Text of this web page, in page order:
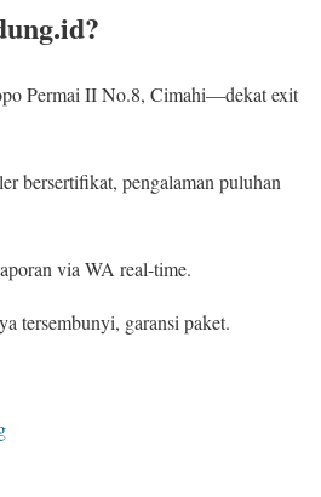
Permai II No.8, Cimahi—dekat exit
bersertifikat, pengalaman puluhan
via WA real-time.
tersembunyi, garansi paket.